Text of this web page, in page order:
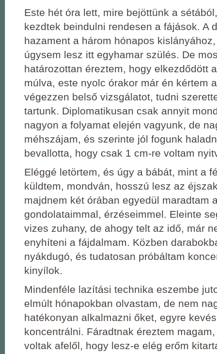
Este hét óra lett, mire bejöttünk a
kezdtek beindulni rendesen a fájások. A
hazament a három hónapos
úgysem lesz itt egyhamar szülés. De
határozottan éreztem, hogy elkezdődött
múlva, este nyolc órakor már én kértem
végezzen belső vizsgálatot, tudni
tartunk. Diplomatikusan csak annyit
nagyon a folyamat elején vagyunk, de
méhszájam, és szerinte jól fogunk
bevallotta, hogy csak 1 cm-re voltam
Eléggé letörtem, és úgy a bábát, mint a
küldtem, mondván, hosszú lesz az
majdnem két órában egyedül maradtam
gondolataimmal, érzéseimmel. Eleinte
vizes zuhany, de ahogy telt az idő, már
enyhíteni a fájdalmam. Közben
nyákdugó, és tudatosan próbáltam
kinyílok.
Mindenféle lazítási technika eszembe
elmúlt hónapokban olvastam, de nem
hatékonyan alkalmazni őket, egyre
koncentrálni. Fáradtnak éreztem
voltak afelől, hogy lesz-e elég erőm